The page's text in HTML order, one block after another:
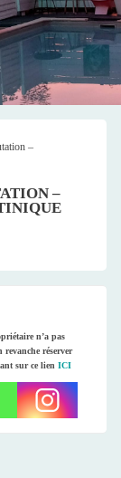
–
–
n’a pas
revanche réserver
sur ce lien ICI